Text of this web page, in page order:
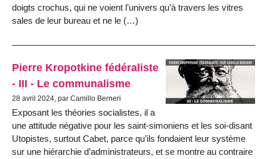
doigts crochus, qui ne voient l’univers qu’à travers les vitres
sales de leur bureau et ne le (…)
Pierre Kropotkine fédéraliste
- III - Le communalisme
28 avril 2024, par Camillo Berneri
Exposant les théories socialistes, il a
une attitude négative pour les saint-simoniens et les soi-disant
Utopistes, surtout Cabet, parce qu’ils fondaient leur système
sur une hiérarchie d’administrateurs, et se montre au contraire